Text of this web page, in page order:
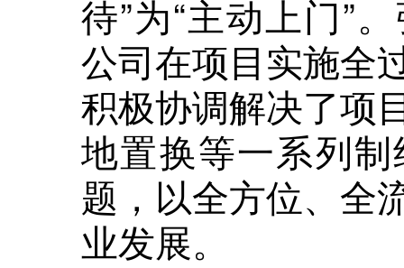
待”为“主动上门”
公司在项目实施全
积极协调解决了项
地置换等一系列
题，以全方位、全
业发展。